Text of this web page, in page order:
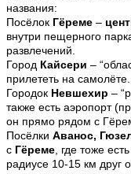
названия:
Посёлок Гёреме –
внутри пещерного
развлечений.
Город Кайсери –
прилететь на самолёте.
Городок Невшехир –
также есть аэропорт
он прямо рядом с
Посёлки Аванос,
с Гёреме , где тоже
радиусе 10-15 км друг